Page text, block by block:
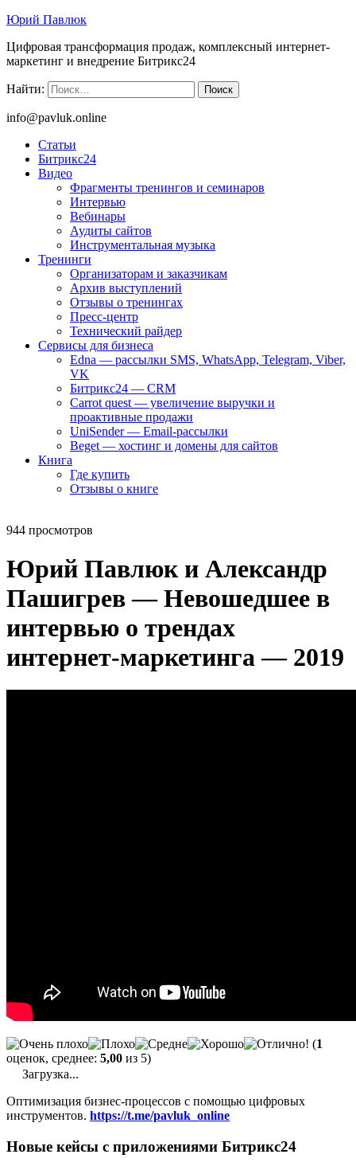
Юрий Павлюк
Цифровая трансформация продаж, комплексный интернет-
маркетинг и внедрение Битрикс24
Найти:
info@pavluk.online
Статьи
Битрикс24
Видео
Фрагменты тренингов и семинаров
Интервью
Вебинары
Аудиты сайтов
Инструментальная музыка
Тренинги
Организаторам и заказчикам
Архив выступлений
Отзывы о тренингах
Пресс-центр
Технический райдер
Сервисы для бизнеса
Edna — рассылки SMS, WhatsApp, Telegram, Viber,
VK
Битрикс24 — CRM
Carrot quest — увеличение выручки и
проактивные продажи
UniSender — Email-рассылки
Beget — хостинг и домены для сайтов
Книга
Где купить
Отзывы о книге
944 просмотров
Юрий Павлюк и Александр
Пашигрев — Невошедшее в
интервью о трендах
интернет-маркетинга — 2019
(1
оценок, среднее: 5,00 из 5)
Загрузка...
Оптимизация бизнес-процессов с помощью цифровых
инструментов. https://t.me/pavluk_online
Новые кейсы с приложениями Битрикс24